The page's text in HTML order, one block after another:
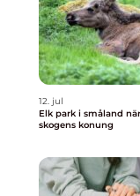
12. jul
Elk park i småland nära möten med
skogens konung